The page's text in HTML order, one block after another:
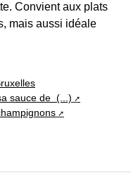
Convient aux plats
mais aussi idéale
sauce de (...)